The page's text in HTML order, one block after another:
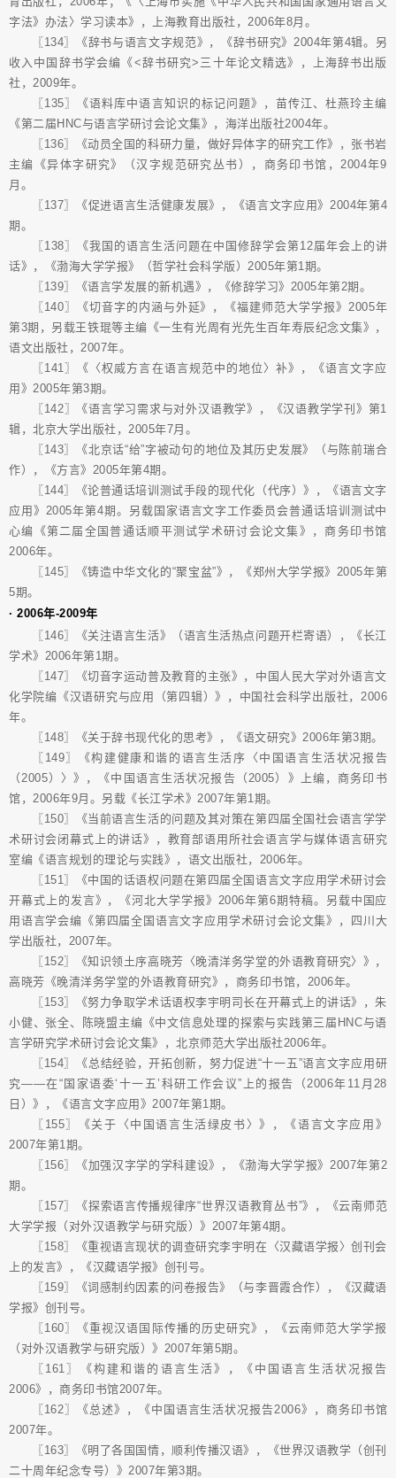
字法》办法〉学习读本》，上海教育出版社，2006年8月。
〖134〗《辞书与语言文字规范》，《辞书研究》2004年第4辑。另
收入中国辞书学会编《<辞书研究>三十年论文精选》，上海辞书出版
社，2009年。
〖135〗《语料库中语言知识的标记问题》，苗传江、杜燕玲主编
《第二届HNC与语言学研讨会论文集》，海洋出版社2004年。
〖136〗《动员全国的科研力量，做好异体字的研究工作》，张书岩
主编《异体字研究》（汉字规范研究丛书），商务印书馆，2004年9
月。
〖137〗《促进语言生活健康发展》，《语言文字应用》2004年第4
期。
〖138〗《我国的语言生活问题在中国修辞学会第12届年会上的讲
话》，《渤海大学学报》（哲学社会科学版）2005年第1期。
〖139〗《语言学发展的新机遇》，《修辞学习》2005年第2期。
〖140〗《切音字的内涵与外延》，《福建师范大学学报》2005年
第3期，另载王铁琨等主编《一生有光周有光先生百年寿辰纪念文集》，
语文出版社，2007年。
〖141〗《〈权威方言在语言规范中的地位〉补》，《语言文字应
用》2005年第3期。
〖142〗《语言学习需求与对外汉语教学》，《汉语教学学刊》第1
辑，北京大学出版社，2005年7月。
〖143〗《北京话“给”字被动句的地位及其历史发展》（与陈前瑞合
作），《方言》2005年第4期。
〖144〗《论普通话培训测试手段的现代化（代序）》，《语言文字
应用》2005年第4期。另载国家语言文字工作委员会普通话培训测试中
心编《第二届全国普通话顺平测试学术研讨会论文集》，商务印书馆
2006年。
〖145〗《铸造中华文化的“聚宝盆”》，《郑州大学学报》2005年第
5期。
· 2006年-2009年
〖146〗《关注语言生活》（语言生活热点问题开栏寄语），《长江
学术》2006年第1期。
〖147〗《切音字运动普及教育的主张》，中国人民大学对外语言文
化学院编《汉语研究与应用（第四辑）》，中国社会科学出版社，2006
年。
〖148〗《关于辞书现代化的思考》，《语文研究》2006年第3期。
〖149〗《构建健康和谐的语言生活序〈中国语言生活状况报告
（2005）〉》，《中国语言生活状况报告（2005）》上编，商务印书
馆，2006年9月。另载《长江学术》2007年第1期。
〖150〗《当前语言生活的问题及其对策在第四届全国社会语言学学
术研讨会闭幕式上的讲话》，教育部语用所社会语言学与媒体语言研究
室编《语言规划的理论与实践》，语文出版社，2006年。
〖151〗《中国的话语权问题在第四届全国语言文字应用学术研讨会
开幕式上的发言》，《河北大学学报》2006年第6期特稿。另载中国应
用语言学会编《第四届全国语言文字应用学术研讨会论文集》，四川大
学出版社，2007年。
〖152〗《知识领土序高晓芳〈晚清洋务学堂的外语教育研究〉》，
高晓芳《晚清洋务学堂的外语教育研究》，商务印书馆，2006年。
〖153〗《努力争取学术话语权李宇明司长在开幕式上的讲话》，朱
小健、张全、陈晓盟主编《中文信息处理的探索与实践第三届HNC与语
言学研究学术研讨会论文集》，北京师范大学出版社2006年。
〖154〗《总结经验，开拓创新，努力促进“十一五”语言文字应用研
究——在“国家语委‘十一五’科研工作会议”上的报告（2006年11月28
日）》，《语言文字应用》2007年第1期。
〖155〗《关于〈中国语言生活绿皮书〉》，《语言文字应用》
2007年第1期。
〖156〗《加强汉字学的学科建设》，《渤海大学学报》2007年第2
期。
〖157〗《探索语言传播规律序“世界汉语教育丛书”》，《云南师范
大学学报（对外汉语教学与研究版）》2007年第4期。
〖158〗《重视语言现状的调查研究李宇明在〈汉藏语学报〉创刊会
上的发言》，《汉藏语学报》创刊号。
〖159〗《词感制约因素的问卷报告》（与李晋霞合作），《汉藏语
学报》创刊号。
〖160〗《重视汉语国际传播的历史研究》，《云南师范大学学报
（对外汉语教学与研究版）》2007年第5期。
〖161〗《构建和谐的语言生活》，《中国语言生活状况报告
2006》，商务印书馆2007年。
〖162〗《总述》，《中国语言生活状况报告2006》，商务印书馆
2007年。
〖163〗《明了各国国情，顺利传播汉语》，《世界汉语教学（创刊
二十周年纪念专号）》2007年第3期。